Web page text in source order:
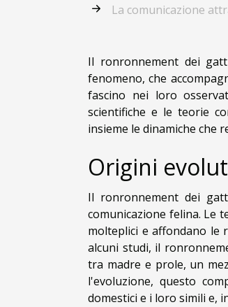
La comunicazione
Il ronronnement dei
fenomeno, che
fascino nei loro
scientifiche e le teorie
insieme le dinamiche che
Origini
Il ronronnement dei
comunicazione felina. Le
molteplici e affondano le
alcuni studi, il
tra madre e prole, un
l'evoluzione, questo
domestici e i loro simili e,